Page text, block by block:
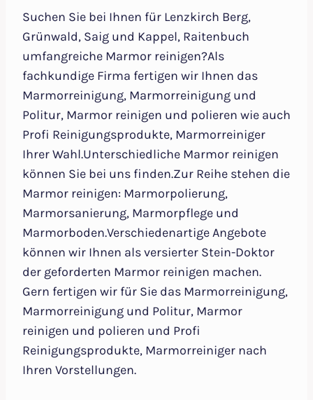
Suchen Sie bei Ihnen für Lenzkirch Berg,
Grünwald, Saig und Kappel, Raitenbuch
umfangreiche Marmor reinigen?Als
fachkundige Firma fertigen wir Ihnen das
Marmorreinigung, Marmorreinigung und
Politur, Marmor reinigen und polieren wie auch
Profi Reinigungsprodukte, Marmorreiniger
Ihrer Wahl.Unterschiedliche Marmor reinigen
können Sie bei uns finden.Zur Reihe stehen die
Marmor reinigen: Marmorpolierung,
Marmorsanierung, Marmorpflege und
Marmorboden.Verschiedenartige Angebote
können wir Ihnen als versierter Stein-Doktor
der geforderten Marmor reinigen machen.
Gern fertigen wir für Sie das Marmorreinigung,
Marmorreinigung und Politur, Marmor
reinigen und polieren und Profi
Reinigungsprodukte, Marmorreiniger nach
Ihren Vorstellungen.